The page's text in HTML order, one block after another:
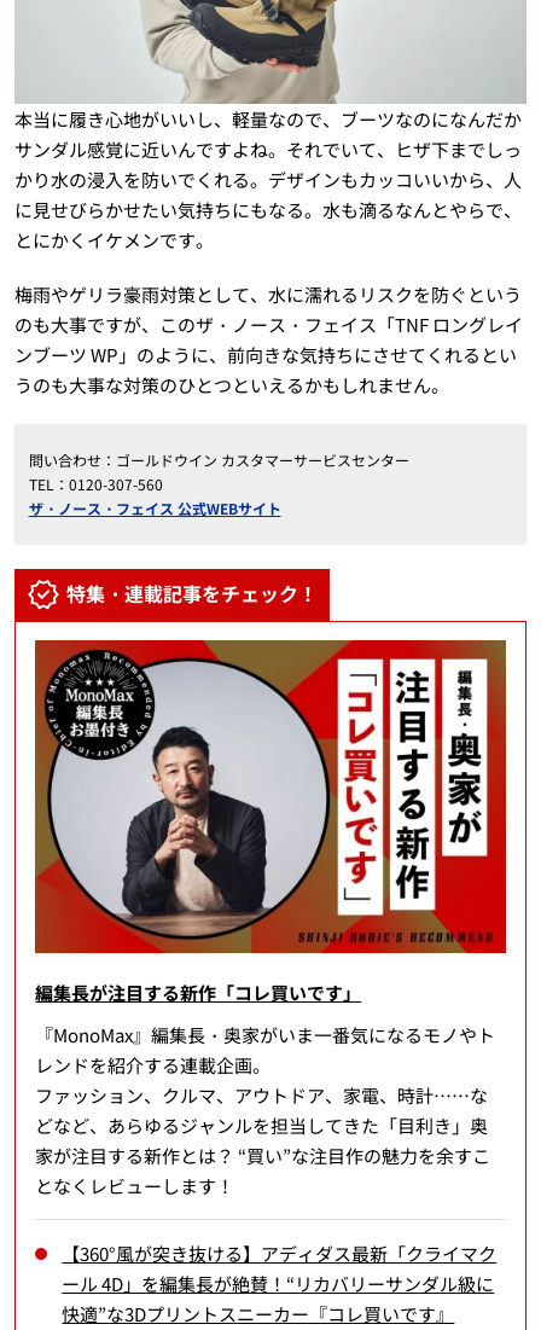
本当に履き心地がいいし、軽量なので、ブーツなのになんだか
サンダル感覚に近いんですよね。それでいて、ヒザ下までしっ
かり水の浸入を防いでくれる。デザインもカッコいいから、人
に見せびらかせたい気持ちにもなる。水も滴るなんとやらで、
とにかくイケメンです。
梅雨やゲリラ豪雨対策として、水に濡れるリスクを防ぐという
のも大事ですが、このザ・ノース・フェイス「TNF ロングレイ
ンブーツ WP」のように、前向きな気持ちにさせてくれるとい
うのも大事な対策のひとつといえるかもしれません。
問い合わせ：ゴールドウイン カスタマーサービスセンター
TEL：0120-307-560
ザ・ノース・フェイス 公式WEBサイト
特集・連載記事をチェック！
編集長が注目する新作「コレ買いです」
『MonoMax』編集長・奥家がいま一番気になるモノやト
レンドを紹介する連載企画。
ファッション、クルマ、アウトドア、家電、時計……な
どなど、あらゆるジャンルを担当してきた「目利き」奥
家が注目する新作とは？ “買い”な注目作の魅力を余すこ
となくレビューします！
【360°風が突き抜ける】アディダス最新「クライマク
ール 4D」を編集長が絶賛！“リカバリーサンダル級に
快適”な3Dプリントスニーカー『コレ買いです』